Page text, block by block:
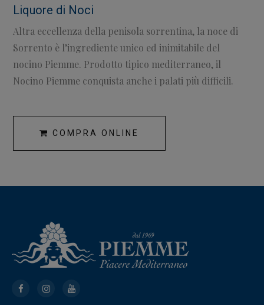
Liquore di Noci
Altra eccellenza della penisola sorrentina, la noce di
Sorrento è l’ingrediente unico ed inimitabile del
nocino Piemme. Prodotto tipico mediterraneo, il
Nocino Piemme conquista anche i palati più difficili.
COMPRA ONLINE